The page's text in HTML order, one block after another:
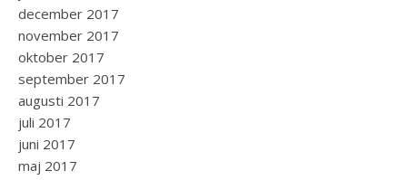
december 2017
november 2017
oktober 2017
september 2017
augusti 2017
juli 2017
juni 2017
maj 2017